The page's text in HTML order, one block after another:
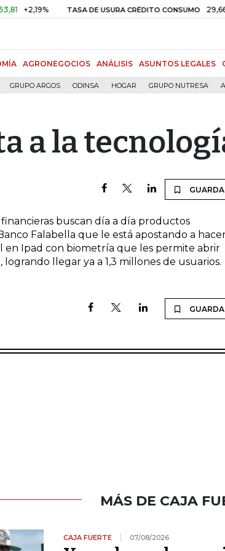
+2,19% TASA DE USURA CRÉDITO CONSUMO 29,66%
AGRONEGOCIOS ANÁLISIS ASUNTOS LEGALES
GRUPO ARGOS ODINSA HOGAR GRUPO NUTRESA
a la
buscan día a día productos
Falabella que le está apostando a
en Ipad con biometría que les permite abrir
llegar ya a 1,3 millones de usuarios.
MÁS DE CAJA
CAJA FUERTE 07/08/2026